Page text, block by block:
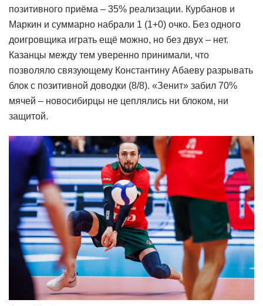
позитивного приёма – 35% реализации. Курбанов и
Маркин и суммарно набрали 1 (1+0) очко. Без одного
доигровщика играть ещё можно, но без двух – нет.
Казанцы между тем уверенно принимали, что
позволяло связующему Константину Абаеву разрывать
блок с позитивной доводки (8/8). «Зенит» забил 70%
мячей – новосибирцы не цеплялись ни блоком, ни
защитой.